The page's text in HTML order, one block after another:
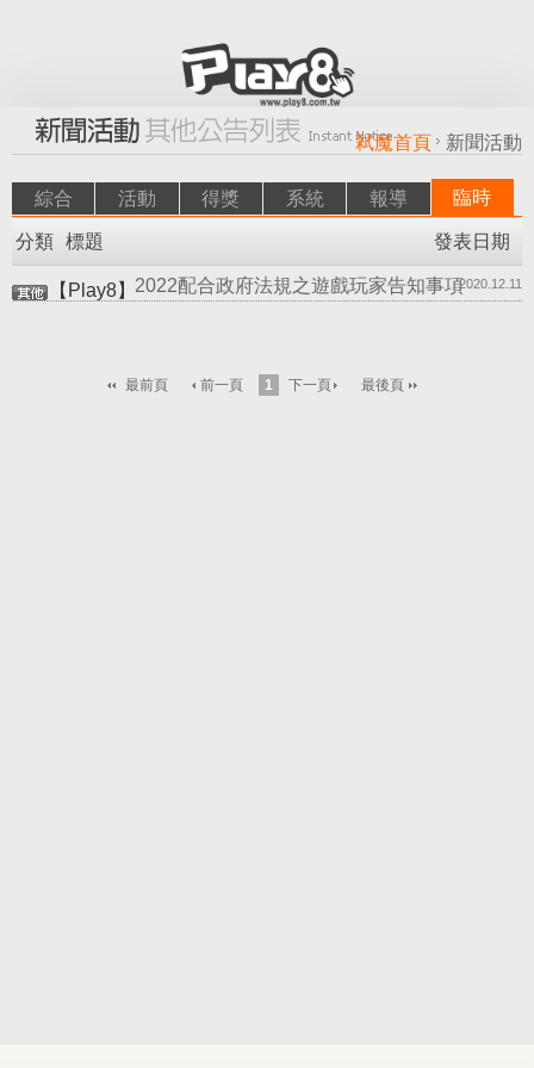
弒魔首頁 新聞活動
綜合 活動 得獎 系統 報導 臨時
分類 標題 發表日期
【Play8】2022配合政府法規之遊戲玩家告知事項2020.12.11
最前頁 前一頁 1 下一頁 最後頁